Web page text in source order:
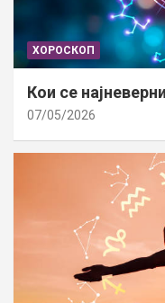
ХОРОСКОП
Кои се
07/05/2026